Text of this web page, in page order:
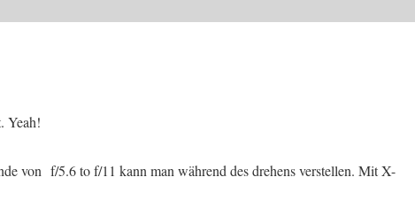
Yeah!
von f/5.6 to f/11 kann man während des drehens verstellen. Mit X-